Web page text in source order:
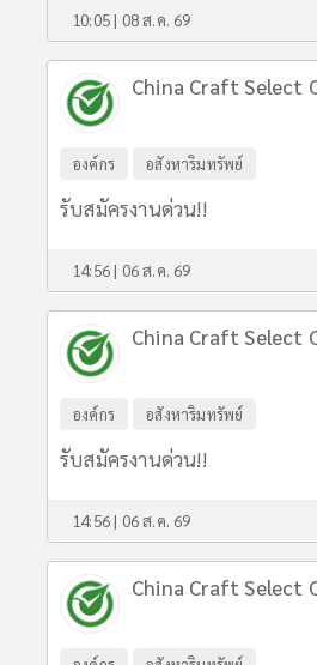
10:05 | 08 ส.ค. 69
China Craft Select
องค์กร อสังหาริมทรัพย์
รับสมัครงานด่วน!!
14:56 | 06 ส.ค. 69
China Craft Select
องค์กร อสังหาริมทรัพย์
รับสมัครงานด่วน!!
14:56 | 06 ส.ค. 69
China Craft Select